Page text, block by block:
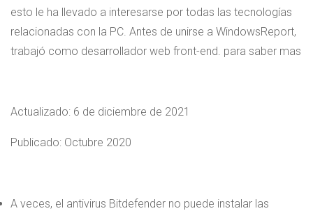
esto le ha llevado a interesarse por todas las tecnologías
relacionadas con la PC. Antes de unirse a WindowsReport,
trabajó como desarrollador web front-end. para saber mas
Actualizado: 6 de diciembre de 2021
Publicado: Octubre 2020
A veces, el antivirus Bitdefender no puede instalar las